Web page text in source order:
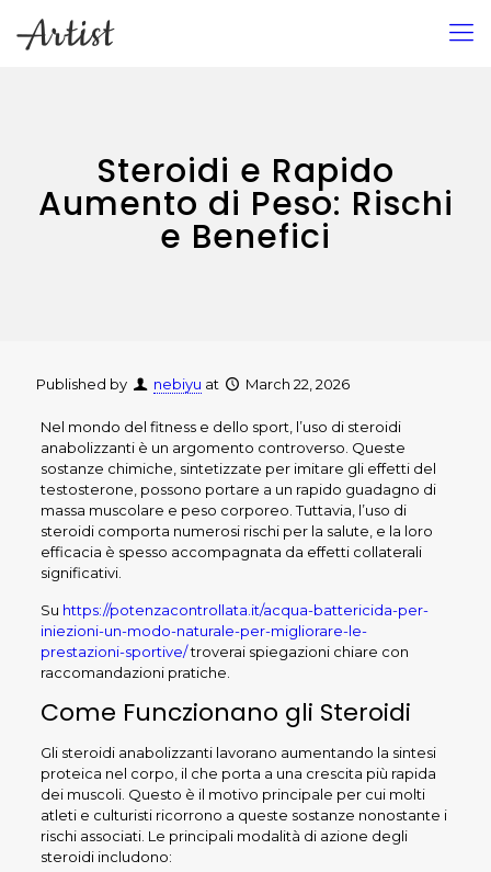
Steroidi e Rapido
Aumento di Peso: Rischi
e Benefici
Published by nebiyu at March 22, 2026
Nel mondo del fitness e dello sport, l’uso di steroidi
anabolizzanti è un argomento controverso. Queste
sostanze chimiche, sintetizzate per imitare gli effetti del
testosterone, possono portare a un rapido guadagno di
massa muscolare e peso corporeo. Tuttavia, l’uso di
steroidi comporta numerosi rischi per la salute, e la loro
efficacia è spesso accompagnata da effetti collaterali
significativi.
Su https://potenzacontrollata.it/acqua-battericida-per-
iniezioni-un-modo-naturale-per-migliorare-le-
prestazioni-sportive/troverai spiegazioni chiare con
raccomandazioni pratiche.
Come Funczionano gli Steroidi
Gli steroidi anabolizzanti lavorano aumentando la sintesi
proteica nel corpo, il che porta a una crescita più rapida
dei muscoli. Questo è il motivo principale per cui molti
atleti e culturisti ricorrono a queste sostanze nonostante i
rischi associati. Le principali modalità di azione degli
steroidi includono: